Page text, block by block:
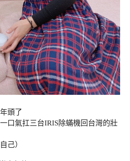
頭了
口氣扛三台IRIS除蟎機回台灣的壯
己）